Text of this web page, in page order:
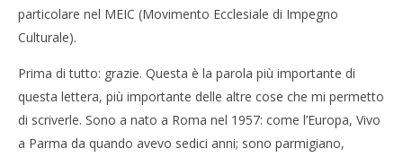
particolare nel MEIC (Movimento Ecclesiale di Impegno
Culturale).
Prima di tutto: grazie. Questa è la parola più importante di
questa lettera, più importante delle altre cose che mi permetto
di scriverle. Sono a nato a Roma nel 1957: come l’Europa, Vivo
a Parma da quando avevo sedici anni; sono parmigiano,